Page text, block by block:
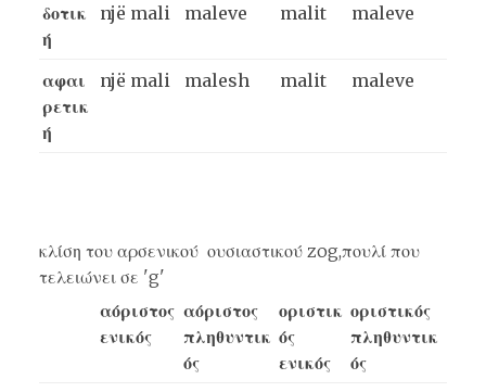
δοτικ
ή
një mali maleve malit maleve
αφαι
ρετικ
ή
një mali malesh malit maleve
κλίση του αρσενικού ουσιαστικού zog,πουλί που
τελειώνει σε 'g'
αόριστος
ενικός
αόριστος
πληθυντικ
ός
οριστικ
ός
ενικός
οριστικός
πληθυντικ
ός